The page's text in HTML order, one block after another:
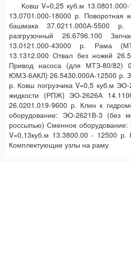
Ковш V=0,25 куб.м
13.0701.000-18000 р. Поворотная
башмака 37.0211.000А-5500 р.
разгрузочный 26.6796.100
13.0121.000-43000 р. Рама
13.1312.000 Отвал без ножей
Привод насоса (для МТЗ-80/82)
ЮМЗ-6АКЛ) 26.5430.000А-12500 р.
р. Ковш погрузчика V=0,5 куб.м
жидкости (РПЖ) ЭО-2626А
26.0201.019-9600 р. Клин к
оборудование: ЭО-2621В-3 (без
россыпью) Сменное
V=0,13куб.м 13.3800.00 - 12500 р.
Комплектующие узлы на раму